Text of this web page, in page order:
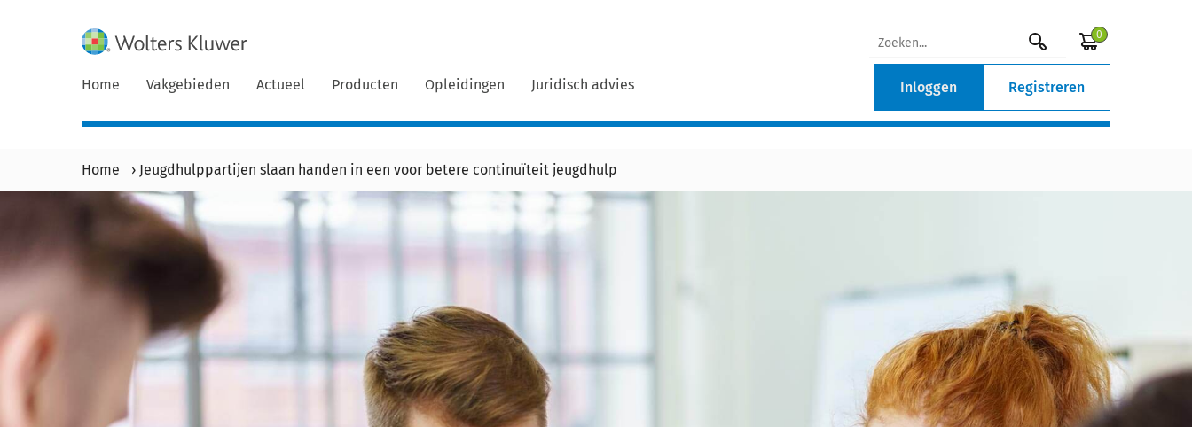
0
Home Vakgebieden Actueel Producten Opleidingen Juridisch advies Inloggen Registreren
Home › Jeugdhulppartijen slaan handen in een voor betere continuïteit jeugdhulp